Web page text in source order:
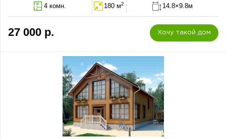
4 комн. 180 м2 14.8×9.8м
27 000 р. Хочу такой дом